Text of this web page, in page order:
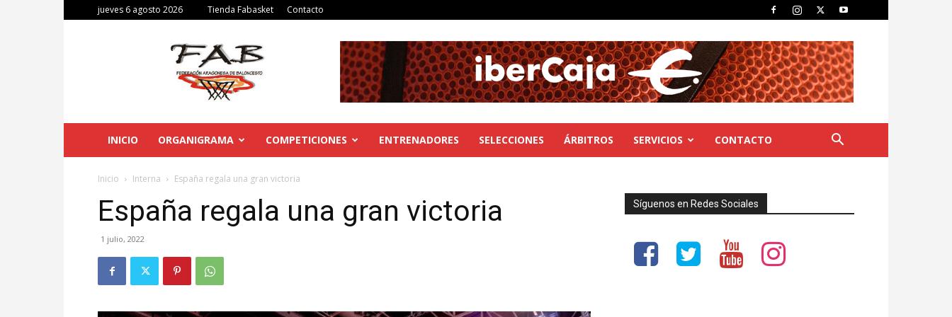
jueves 6 agosto 2026 Tienda Fabasket Contacto
Federación
Aragonesa
INICIO ORGANIGRAMA COMPETICIONES ENTRENADORES SELECCIONES ÁRBITROS SERVICIOS CONTACTO
Inicio Interna España regala una gran victoria
España regala una gran victoria
1 julio, 2022
Síguenos en Redes Sociales